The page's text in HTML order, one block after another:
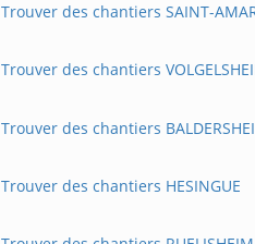
Trouver des chantiers SAINT-
Trouver des chantiers
Trouver des chantiers
Trouver des chantiers HESINGUE